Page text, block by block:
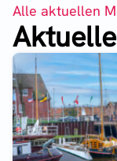
Alle aktuellen